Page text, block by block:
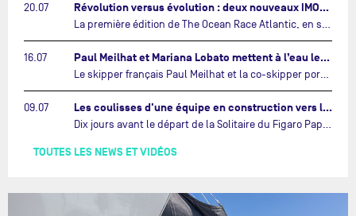
20.07 Révolution versus évolution : deux nouveaux IMOCA très différents se préparent pour The Ocean Race Atlantic…
La première édition de The Ocean Race Atlantic, en septembre prochain, verra s'affronter pour la première fois deux exemples des toutes dernières tendances en matière de conception d’IMOCA.…
16.07 Paul Meilhat et Mariana Lobato mettent à l’eau leur bateau et lancent leur nouvelle campagne « United by the Ocean »…
Le skipper français Paul Meilhat et la co-skipper portugaise Mariana Lobato mettent à l’eau aujourd’hui à Lorient leur IMOCA à bord duquel ils participeront à The Ocean Race Atlantic (septembre 2026) puis à The Ocean Race, le tour du monde en équipage (janvier 2027).…
09.07 Les coulisses d'une équipe en construction vers le Vendée Globe…
TOUTES LES NEWS ET VIDÉOS